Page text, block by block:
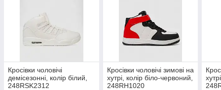
Кросівки чоловічі
демісезонні, колір білий,
248RSK2312
Кросівки чоловічі зимові на
хутрі, колір біло-червоний,
248RH1020